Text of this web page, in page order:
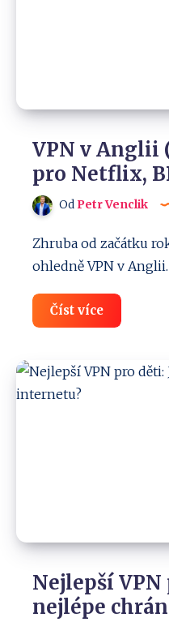
VPN v Anglii
pro Netflix,
Od Petr Venclik
Zhruba od začátku
ohledně VPN v
Číst víceVPN
Co
zvolit
Nejlepší VPN
nejlépe